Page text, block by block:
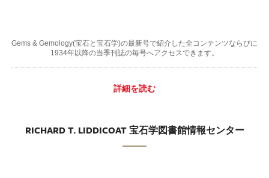
Gems & Gemology(宝石と宝石学)の最新号で紹介した全コンテンツならびに
1934年以降の当季刊誌の毎号へアクセスできます。
詳細を読む
RICHARD T. LIDDICOAT 宝石学図書館情報センター